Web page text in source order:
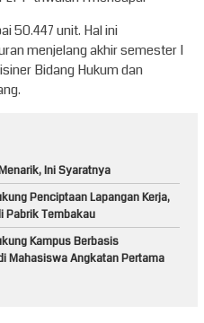
50.447 unit. Hal ini
menjelang akhir semester I
Bidang Hukum dan
Ini Syaratnya
Penciptaan Lapangan Kerja,
Pabrik Tembakau
Kampus Berbasis
Mahasiswa Angkatan Pertama